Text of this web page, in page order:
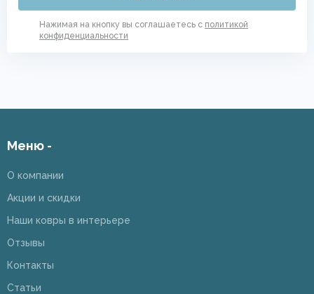
Нажимая на кнопку вы соглашаетесь с политикой
конфиденциальности
Меню -
О компании
Акции и скидки
Наши ковры в интерьере
Отзывы
Контакты
Статьи